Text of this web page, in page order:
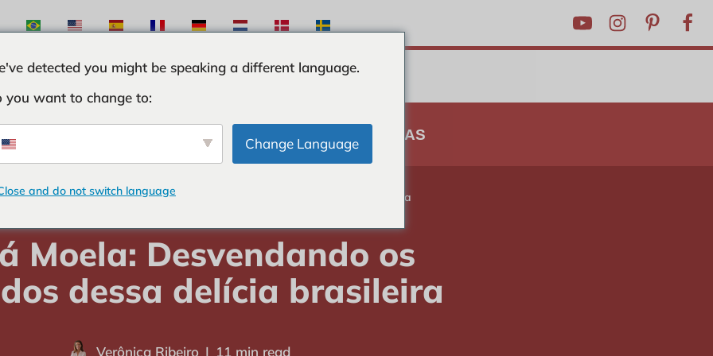
CURIOSIDADES TRUQUES E DICAS
-Cará Moela: Desvendando os segredos dessa delícia brasileira
Moela: Desvendando os
dessa delícia brasileira
Verônica Ribeiro 11 min read
detected you might be speaking a different language.
you want to change to:
Change Language
and do not switch language